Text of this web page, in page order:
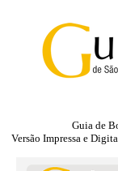
Guia de
Versão Impressa e